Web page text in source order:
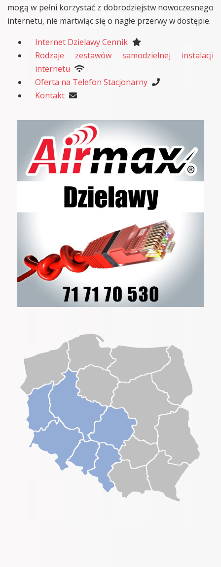
mogą w pełni korzystać z dobrodziejstw nowoczesnego
internetu, nie martwiąc się o nagłe przerwy w dostępie.
Internet Dzielawy Cennik
Rodzaje zestawów samodzielnej instalacji
internetu
Oferta na Telefon Stacjonarny
Kontakt